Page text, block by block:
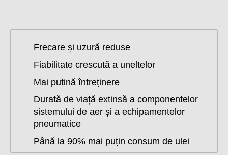
Frecare și uzură reduse
Fiabilitate crescută a uneltelor
Mai puțină întreținere
Durată de viață extinsă a componentelor
sistemului de aer și a echipamentelor
pneumatice
Până la 90% mai puțin consum de ulei